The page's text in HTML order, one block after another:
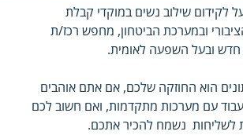
לקידום שילוב נשים במוקדי קבלת
ובמערכת הביטחון, מחפש רכז/ת
חדש ובעל השפעה לאומית.
הוא החוזקה שלכם, אם אתם אוהבים
עם מערכות מתקדמות, ואם חשוב לכם
לשליחות  נשמח להכיר אתכם.